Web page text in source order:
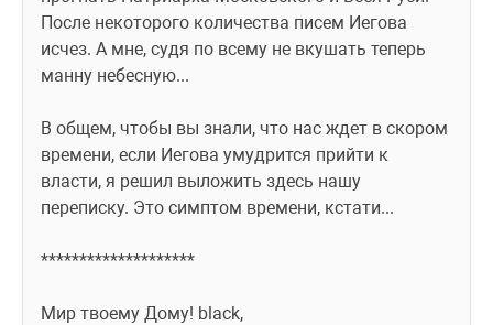
После некоторого количества писем Иегова
исчез. А мне, судя по всему не вкушать теперь
манну небесную...
В общем, чтобы вы знали, что нас ждет в скором
времени, если Иегова умудрится прийти к
власти, я решил выложить здесь нашу
переписку. Это симптом времени, кстати...
********************
Мир твоему Дому! black,